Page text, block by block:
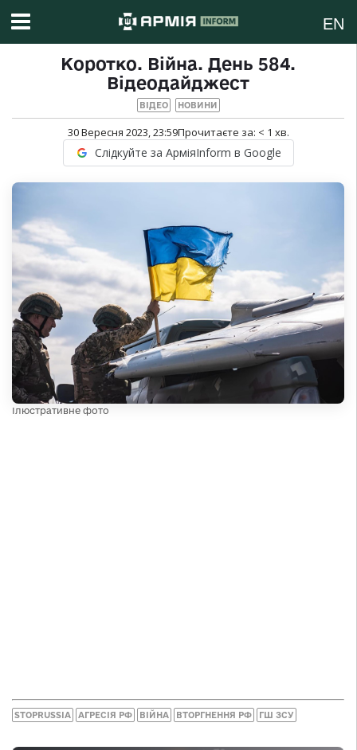
EN
Коротко. Війна. День 584.
Відеодайджест
ВІДЕО НОВИНИ
30 Вересня 2023, 23:59Прочитаєте за: < 1 хв.
Слідкуйте за АрміяInform в Google
Ілюстративне фото
STOPRUSSIA АГРЕСІЯ РФ ВІЙНА ВТОРГНЕННЯ РФ ГШ ЗСУ